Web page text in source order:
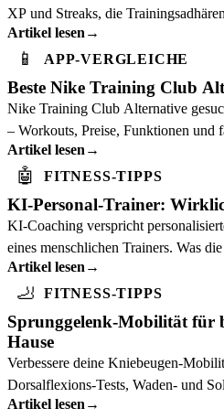
XP und Streaks, die
Artikel lesen →
📱 APP-VERGLEICHE
Beste Nike Training Club
Nike Training Club Alternative
– Workouts, Preise, Funktionen und
Artikel lesen →
🤖 FITNESS-TIPPS
KI-Personal-Trainer:
KI-Coaching verspricht
eines menschlichen Trainers. Was
wer am meisten davon profitiert.
Artikel lesen →
🦶 FITNESS-TIPPS
Sprunggelenk-Mobilität für
Hause
Verbessere deine Kniebeugen-
Dorsalflexions-Tests, Waden- und
Minuten-Routine.
Artikel lesen →